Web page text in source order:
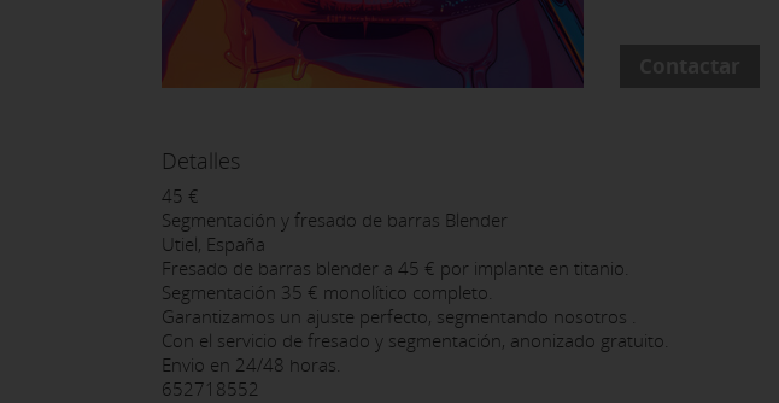
Detalles
45 €
Segmentación y fresado de barras Blender
Utiel, España
Fresado de barras blender a 45 € por implante en titanio.
Segmentación 35 € monolítico completo.
Garantizamos un ajuste perfecto, segmentando nosotros .
Con el servicio de fresado y segmentación, anonizado gratuito.
Envio en 24/48 horas.
652718552